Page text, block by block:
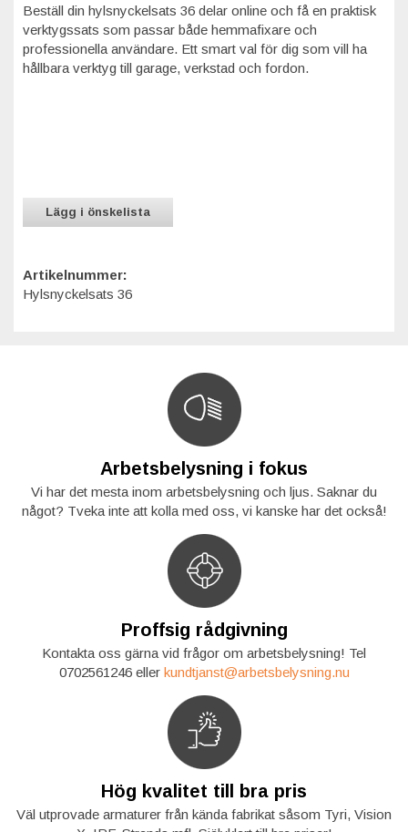
Beställ din hylsnyckelsats 36 delar online och få en praktisk
verktygssats som passar både hemmafixare och
professionella användare. Ett smart val för dig som vill ha
hållbara verktyg till garage, verkstad och fordon.
Lägg i önskelista
Artikelnummer:
Hylsnyckelsats 36
Arbetsbelysning i fokus
Vi har det mesta inom arbetsbelysning och ljus. Saknar du
något? Tveka inte att kolla med oss, vi kanske har det också!
Proffsig rådgivning
Kontakta oss gärna vid frågor om arbetsbelysning! Tel
0702561246 eller kundtjanst@arbetsbelysning.nu
Hög kvalitet till bra pris
Väl utprovade armaturer från kända fabrikat såsom Tyri, Vision